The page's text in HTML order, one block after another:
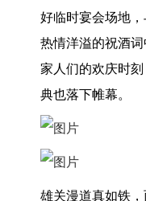
好临时宴会场地
热情洋溢的祝酒
家人们的欢庆时
典也落下帷幕。
雄关漫道真如铁